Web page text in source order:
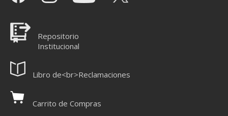
Repositorio
Institucional
Libro de<br>Reclamaciones
Carrito de Compras